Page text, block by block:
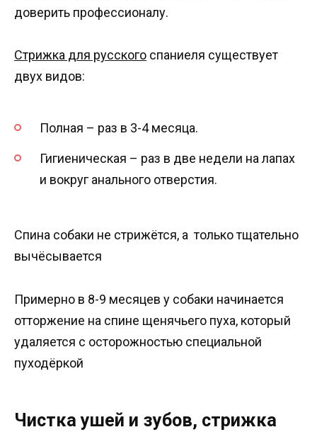
доверить профессионалу.
Стрижка для русского спаниеля существует
двух видов:
Полная – раз в 3-4 месяца.
Гигиеническая – раз в две недели на лапах
и вокруг анального отверстия.
Спина собаки не стрижётся, а только тщательно
вычёсывается
Примерно в 8-9 месяцев у собаки начинается
отторжение на спине щенячьего пуха, который
удаляется с осторожностью специальной
пуходёркой
Чистка ушей и зубов, стрижка